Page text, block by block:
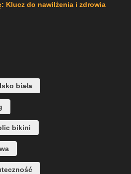
Klucz do nawilżenia i zdrowia
biała
bikini